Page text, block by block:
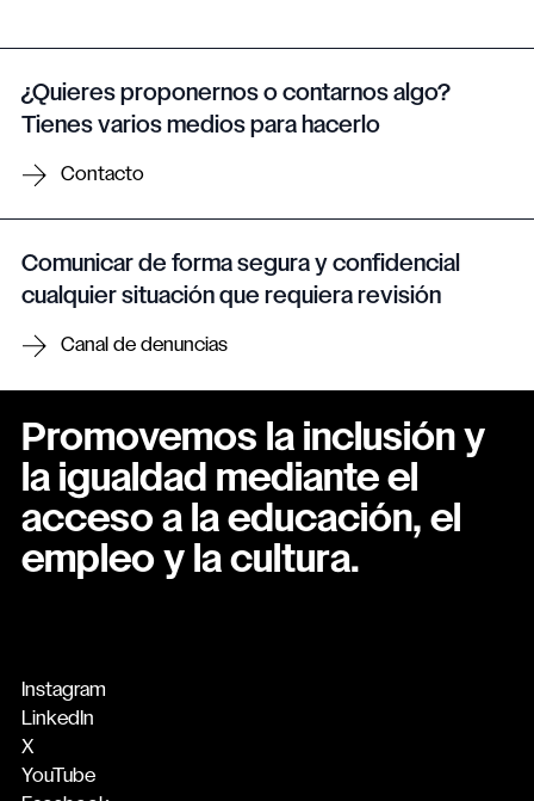
¿Quieres proponernos o contarnos algo?
Tienes varios medios para hacerlo
Contacto
Comunicar de forma segura y confidencial
cualquier situación que requiera revisión
Canal de denuncias
Promovemos la inclusión y
la igualdad mediante el
acceso a la educación, el
empleo y la cultura.
Instagram
LinkedIn
X
YouTube